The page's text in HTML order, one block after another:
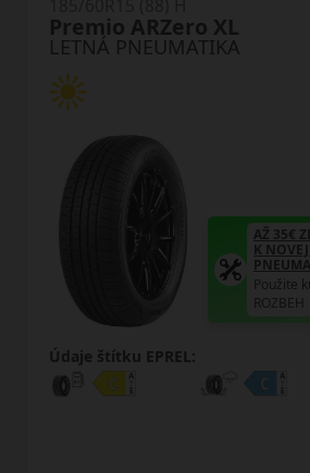
LETNÁ PNEUMATIKA
Premio ARZero XL
AŽ 35€
K
Použite
ROZBEH
Údaje štítku EPREL: